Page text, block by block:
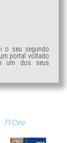
o seu segundo
portal voltado
um dos seus
TVCine